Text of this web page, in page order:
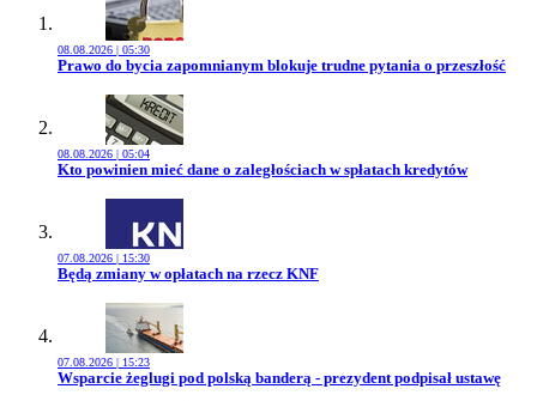
08.08.2026 | 05:30
Przejdź do artykułu:
Prawo do bycia zapomnianym blokuje trudne pytania o przeszłość
08.08.2026 | 05:04
Przejdź do artykułu:
Kto powinien mieć dane o zaległościach w spłatach kredytów
07.08.2026 | 15:30
Przejdź do artykułu:
Będą zmiany w opłatach na rzecz KNF
07.08.2026 | 15:23
Przejdź do artykułu:
Wsparcie żeglugi pod polską banderą - prezydent podpisał ustawę